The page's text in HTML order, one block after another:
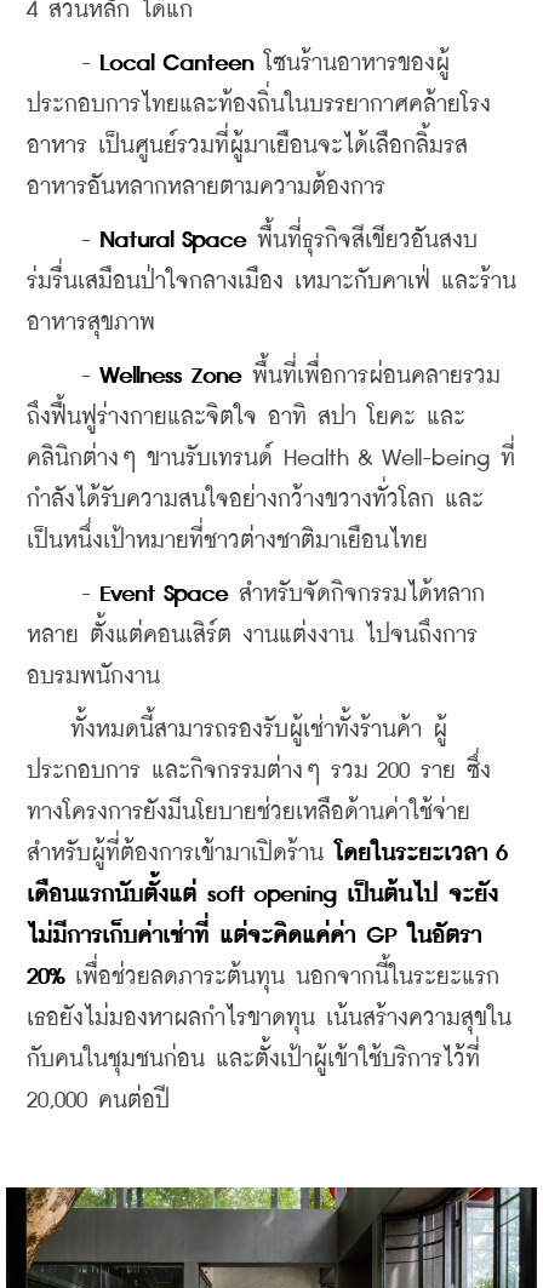
4 ส่วนหลัก ได้แก่
- Local Canteen โซนร้านอาหารของผู้
ประกอบการไทยและท้องถิ่นในบรรยากาศคล้ายโรง
อาหาร เป็นศูนย์รวมที่ผู้มาเยือนจะได้เลือกลิ้มรส
อาหารอันหลากหลายตามความต้องการ
- Natural Space พื้นที่ธุรกิจสีเขียวอันสงบ
ร่มรื่นเสมือนป่าใจกลางเมือง เหมาะกับคาเฟ่ และร้าน
อาหารสุขภาพ
- Wellness Zone พื้นที่เพื่อการผ่อนคลายรวม
ถึงฟื้นฟูร่างกายและจิตใจ อาทิ สปา โยคะ และ
คลินิกต่างๆ ขานรับเทรนด์ Health & Well-being ที่
กำลังได้รับความสนใจอย่างกว้างขวางทั่วโลก และ
เป็นหนึ่งเป้าหมายที่ชาวต่างชาติมาเยือนไทย
- Event Space สำหรับจัดกิจกรรมได้หลาก
หลาย ตั้งแต่คอนเสิร์ต งานแต่งงาน ไปจนถึงการ
อบรมพนักงาน
ทั้งหมดนี้สามารถรองรับผู้เช่าทั้งร้านค้า ผู้
ประกอบการ และกิจกรรมต่างๆ รวม 200 ราย ซึ่ง
ทางโครงการยังมีนโยบายช่วยเหลือด้านค่าใช้จ่าย
สำหรับผู้ที่ต้องการเข้ามาเปิดร้าน โดยในระยะเวลา 6
เดือนแรกนับตั้งแต่ soft opening เป็นต้นไป จะยัง
ไม่มีการเก็บค่าเช่าที่ แต่จะคิดแค่ค่า GP ในอัตรา
20% เพื่อช่วยลดภาระต้นทุน นอกจากนี้ในระยะแรก
เธอยังไม่มองหาผลกำไรขาดทุน เน้นสร้างความสุขใน
กับคนในชุมชนก่อน และตั้งเป้าผู้เข้าใช้บริการไว้ที่
20,000 คนต่อปี